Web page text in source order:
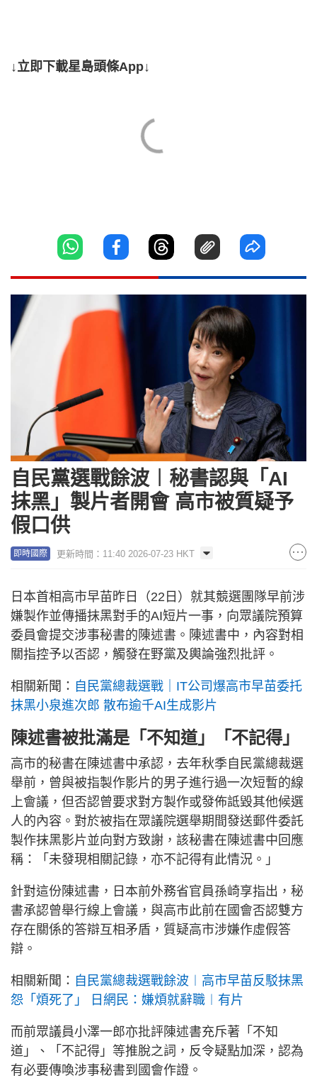
↓立即下載星島頭條App↓
自民黨選戰餘波︱秘書認與「AI
抹黑」製片者開會 高市被質疑予
假口供
即時國際 更新時間：11:40 2026-07-23 HKT
日本首相高市早苗昨日（22日）就其競選團隊早前涉
嫌製作並傳播抹黑對手的AI短片一事，向眾議院預算
委員會提交涉事秘書的陳述書。陳述書中，內容對相
關指控予以否認，觸發在野黨及輿論強烈批評。
相關新聞： 自民黨總裁選戰｜IT公司爆高市早苗委托
抹黑小泉進次郎 散布逾千AI生成影片
陳述書被批滿是「不知道」「不記得」
高市的秘書在陳述書中承認，去年秋季自民黨總裁選
舉前，曾與被指製作影片的男子進行過一次短暫的線
上會議，但否認曾要求對方製作或發佈詆毀其他候選
人的內容。對於被指在眾議院選舉期間發送郵件委託
製作抹黑影片並向對方致謝，該秘書在陳述書中回應
稱：「未發現相關記錄，亦不記得有此情況。」
針對這份陳述書，日本前外務省官員孫崎享指出，秘
書承認曾舉行線上會議，與高市此前在國會否認雙方
存在關係的答辯互相矛盾，質疑高市涉嫌作虛假答
辯。
相關新聞： 自民黨總裁選戰餘波︱高市早苗反駁抹黑
怨「煩死了」 日網民：嫌煩就辭職︱有片
而前眾議員小澤一郎亦批評陳述書充斥著「不知
道」、「不記得」等推脫之詞，反令疑點加深，認為
有必要傳喚涉事秘書到國會作證。